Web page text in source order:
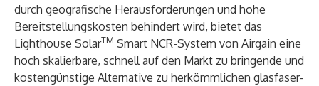
durch geografische Herausforderungen und hohe
Bereitstellungskosten behindert wird, bietet das
Lighthouse SolarTM Smart NCR-System von Airgain eine
hoch skalierbare, schnell auf den Markt zu bringende und
kostengünstige Alternative zu herkömmlichen glasfaser-